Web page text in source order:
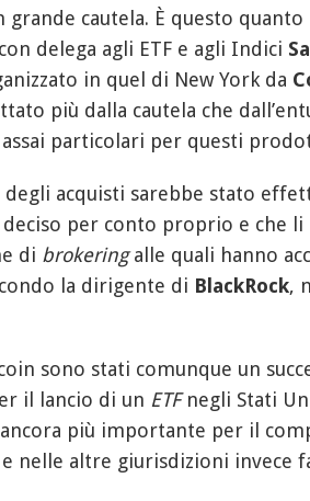
grande cautela. È questo
delega agli ETF e agli Indici
in quel di New York da
più dalla cautela che
particolari per questi
degli acquisti sarebbe stato
deciso per conto proprio e che
di brokeringalle quali hanno
la dirigente di BlackRock,
sono stati comunque un
il lancio di un ETFnegli Stati
più importante per il
nelle altre giurisdizioni invece